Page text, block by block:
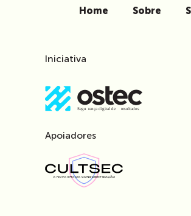
Home Sobre
Iniciativa
Apoiadores